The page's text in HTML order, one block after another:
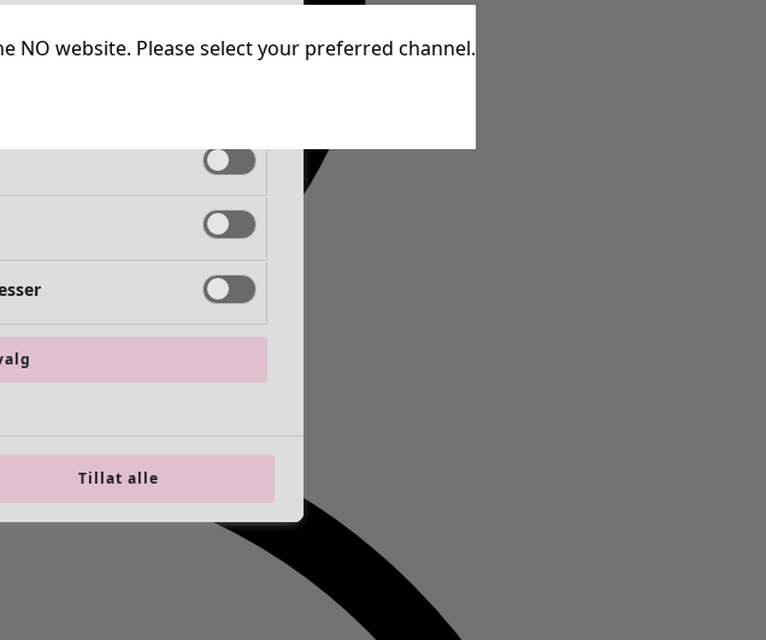
NO website. Please select your preferred channel.
Alltid aktiv
Tillat alle